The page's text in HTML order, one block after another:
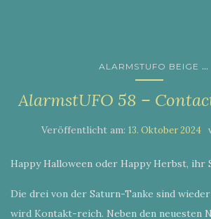
ALARMSTUFO BEIGE ...
AlarmstUFO 58 –
Veröffentlicht am: 13. Oktober 2024
Happy Halloween oder Happy Herbst, ihr
Die drei von der Saturn-Tanke sind wieder
wird Kontakt-reich. Neben den neuesten